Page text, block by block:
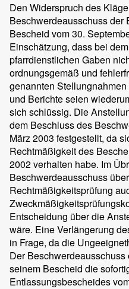
Den Widerspruch des
Beschwerdeausschuss der
Bescheid vom 30.
Einschätzung, dass bei
pfarrdienstlichen Gaben
ordnungsgemäß und
genannten
und Berichte seien
sich schlüssig. Die
dem Beschluss des
März 2003 festgestellt, da
Rechtmäßigkeit des
2002 verhalten habe. Im
Beschwerdeausschuss
Rechtmäßigkeitsprüfung
Entscheidung über die
wäre. Eine Verlängerung
in Frage, da die
Der
seinem Bescheid die
Entlassungsbescheides